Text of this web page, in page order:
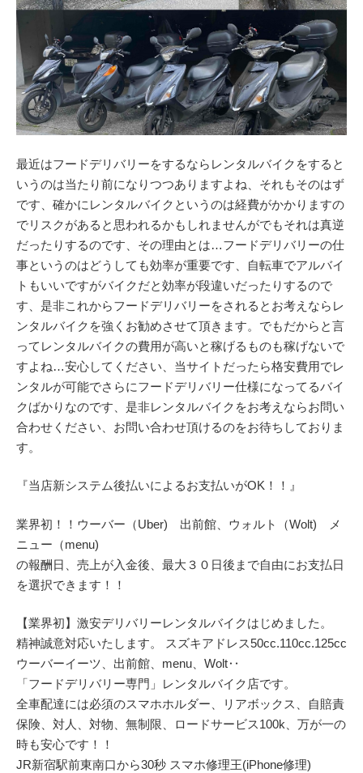
最近はフードデリバリーをするならレンタルバイクをすると
いうのは当たり前になりつつありますよね、それもそのはず
です、確かにレンタルバイクというのは経費がかかりますの
でリスクがあると思われるかもしれませんがでもそれは真逆
だったりするのです、その理由とは…フードデリバリーの仕
事というのはどうしても効率が重要です、自転車でアルバイ
トもいいですがバイクだと効率が段違いだったりするので
す、是非これからフードデリバリーをされるとお考えならレ
ンタルバイクを強くお勧めさせて頂きます。でもだからと言
ってレンタルバイクの費用が高いと稼げるものも稼げないで
すよね…安心してください、当サイトだったら格安費用でレ
ンタルが可能でさらにフードデリバリー仕様になってるバイ
クばかりなのです、是非レンタルバイクをお考えならお問い
合わせください、お問い合わせ頂けるのをお待ちしておりま
す。
『当店新システム後払いによるお支払いがOK！！』
業界初！！ウーバー（Uber) 出前館、ウォルト（Wolt) メ
ニュー（menu)
の報酬日、売上が入金後、最大３０日後まで自由にお支払日
を選択できます！！
【業界初】激安デリバリーレンタルバイクはじめました。
精神誠意対応いたします。 スズキアドレス50cc.110cc.125cc
ウーバーイーツ、出前館、menu、Wolt‥
「フードデリバリー専門」レンタルバイク店です。
全車配達には必須のスマホホルダー、リアボックス、自賠責
保険、対人、対物、無制限、ロードサービス100k、万が一の
時も安心です！！
JR新宿駅前東南口から30秒 スマホ修理王(iPhone修理)